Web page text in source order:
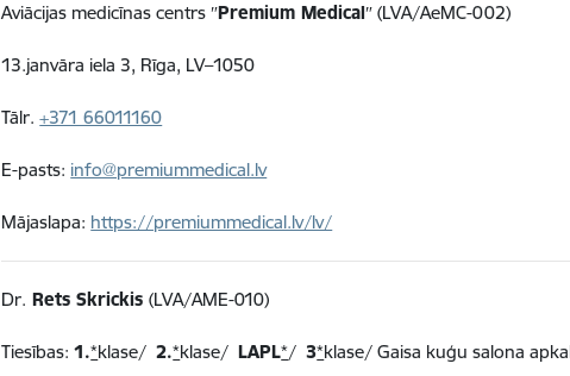
Aviācijas medicīnas centrs ″Premium Medical″ (LVA/AeMC-002)
13.janvāra iela 3, Rīga, LV–1050
Tālr.+371 66011160
E-pasts: info@premiummedical.lv
Mājaslapa: https://premiummedical.lv/lv/
Dr. Rets Skrickis(LVA/AME-010)
Tiesības:1.*klase/2.*klase/LAPL*/3*klase/ Gaisa kuģu salona